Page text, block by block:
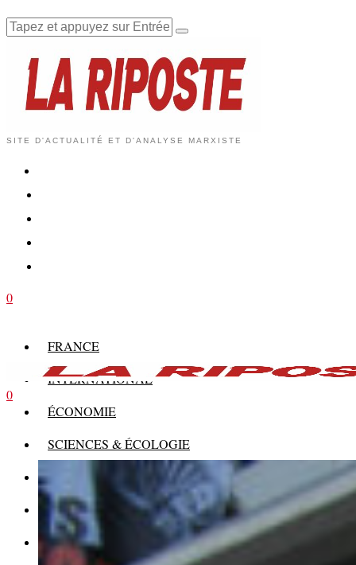
SITE D'ACTUALITÉ ET D'ANALYSE MARXISTE
0
FRANCE
INTERNATIONAL
ÉCONOMIE
SCIENCES & ÉCOLOGIE
HISTOIRE
THÉORIE
CULTURE
0